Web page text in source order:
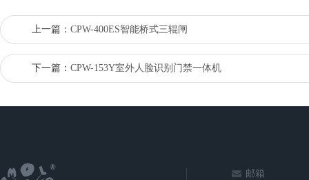
上一篇： CPW-400ES智能桥式三辊闸
下一篇： CPW-153Y室外人脸识别门禁一体机
邮箱